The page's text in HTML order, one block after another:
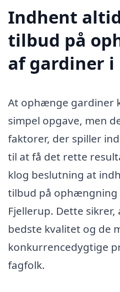
Indhent
tilbud på
af gardiner i
At ophænge gardiner
simpel opgave, men
faktorer, der spiller
til at få det rette
klog beslutning at
tilbud på ophængning
Fjellerup. Dette
bedste kvalitet og de
konkurrencedygtige
fagfolk.